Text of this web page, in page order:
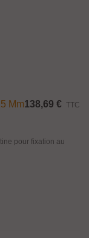
Mm138,69 € TTC
pour fixation au